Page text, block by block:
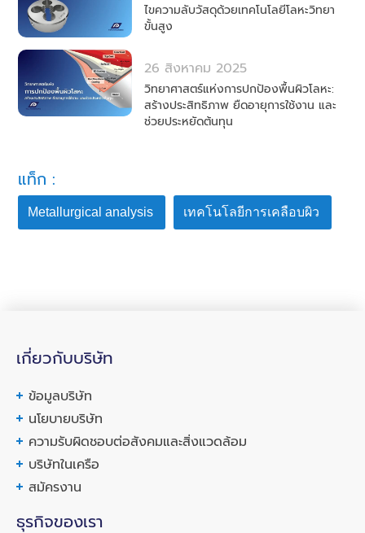
ไขความลับวัสดุด้วยเทคโนโลยีโลหะวิทยา
ขั้นสูง
26 สิงหาคม 2025
วิทยาศาสตร์แห่งการปกป้องพื้นผิวโลหะ:
สร้างประสิทธิภาพ ยืดอายุการใช้งาน และ
ช่วยประหยัดต้นทุน
แท็ก :
Metallurgical analysis เทคโนโลยีการเคลือบผิว
เกี่ยวกับบริษัท
ข้อมูลบริษัท
นโยบายบริษัท
ความรับผิดชอบต่อสังคมและสิ่งแวดล้อม
บริษัทในเครือ
สมัครงาน
ธุรกิจของเรา